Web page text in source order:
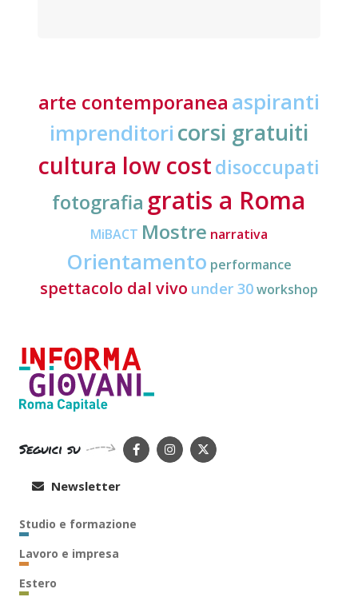
arte contemporanea aspiranti
imprenditori corsi gratuiti
cultura low costdisoccupati
fotografia gratis a Roma
MiBACT Mostre narrativa
Orientamento performance
spettacolo dal vivo under 30workshop
Seguici su
Newsletter
Studio e formazione
Lavoro e impresa
Estero